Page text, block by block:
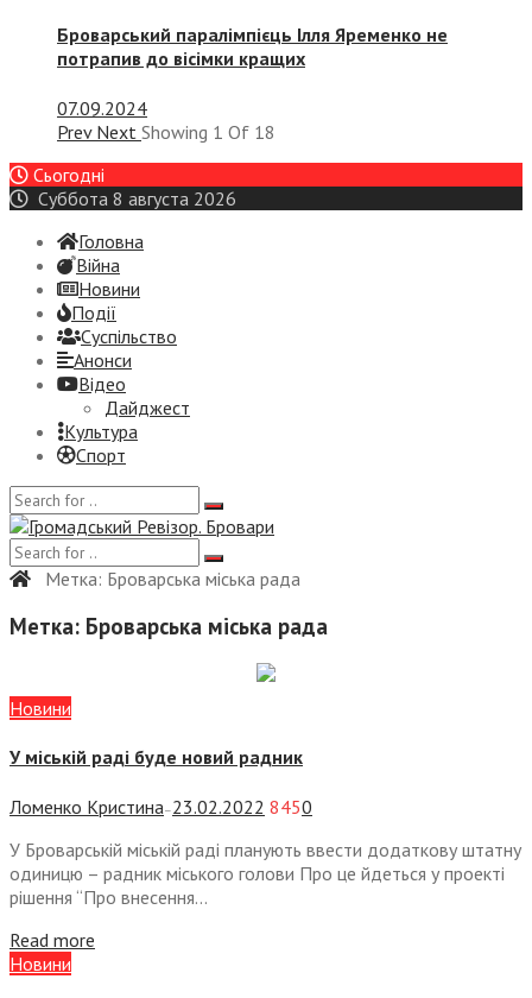
Броварський паралімпієць Ілля Яременко не
потрапив до вісімки кращих
07.09.2024
Prev Next Showing 1 Of 18
Сьогодні
Суббота 8 августа 2026
Головна
Війна
Новини
Події
Суспiльство
Анонси
Відео
Дайджест
Культура
Спорт
Метка: Броварська міська рада
Метка: Броварська міська рада
Новини
У міській раді буде новий радник
Ломенко Кристина — 23.02.2022 8450
У Броварській міській раді планують ввести додаткову штатну
одиницю – радник міського голови Про це йдеться у проекті
рішення “Про внесення...
Read more
Новини